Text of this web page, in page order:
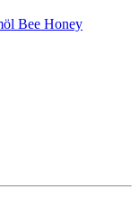
Bee Honey